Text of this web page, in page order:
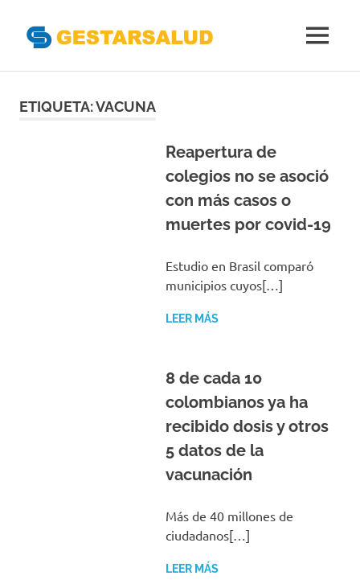
Gestoras
MENÚ
ETIQUETA:VACUNA
Reapertura de
colegios no se asoció
con más casos o
muertes por covid-19
Estudio en Brasil comparó
municipios cuyos[…]
LEER MÁS
8 de cada 10
colombianos ya ha
recibido dosis y otros
5 datos de la
vacunación
Más de 40 millones de
ciudadanos[…]
LEER MÁS